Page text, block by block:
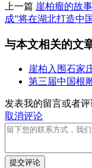
上一篇 崖柏瘤的故
成”将在湖北打造中
与本文相关的文
崖柏入围石家
第三届中国根
发表我的留言或者评
取消评论
提交评论